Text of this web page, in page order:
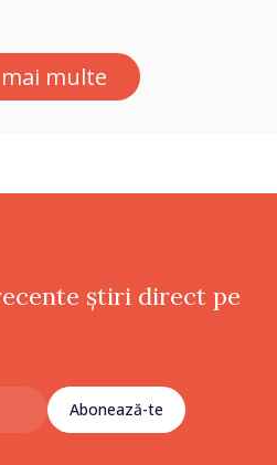
multe
știri direct pe
Abonează-te